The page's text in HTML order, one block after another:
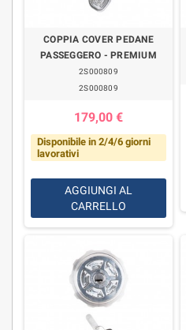
COPPIA COVER PEDANE
PASSEGGERO - PREMIUM
2S000809
2S000809
179,00 €
Disponibile in 2/4/6 giorni
lavorativi
AGGIUNGI AL
CARRELLO